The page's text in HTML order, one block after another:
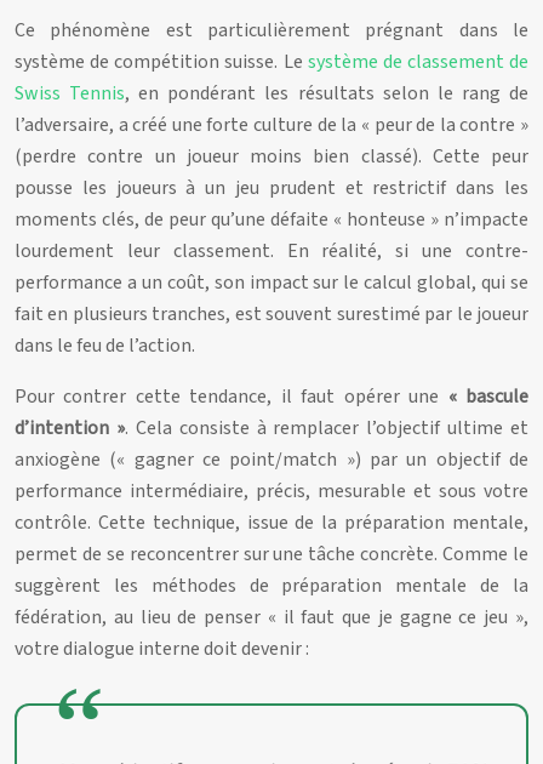
Ce phénomène est particulièrement prégnant dans le
système de compétition suisse. Le système de classement de
Swiss Tennis, en pondérant les résultats selon le rang de
l’adversaire, a créé une forte culture de la « peur de la contre »
(perdre contre un joueur moins bien classé). Cette peur
pousse les joueurs à un jeu prudent et restrictif dans les
moments clés, de peur qu’une défaite « honteuse » n’impacte
lourdement leur classement. En réalité, si une contre-
performance a un coût, son impact sur le calcul global, qui se
fait en plusieurs tranches, est souvent surestimé par le joueur
dans le feu de l’action.
Pour contrer cette tendance, il faut opérer une « bascule
d’intention ». Cela consiste à remplacer l’objectif ultime et
anxiogène (« gagner ce point/match ») par un objectif de
performance intermédiaire, précis, mesurable et sous votre
contrôle. Cette technique, issue de la préparation mentale,
permet de se reconcentrer sur une tâche concrète. Comme le
suggèrent les méthodes de préparation mentale de la
fédération, au lieu de penser « il faut que je gagne ce jeu »,
votre dialogue interne doit devenir :